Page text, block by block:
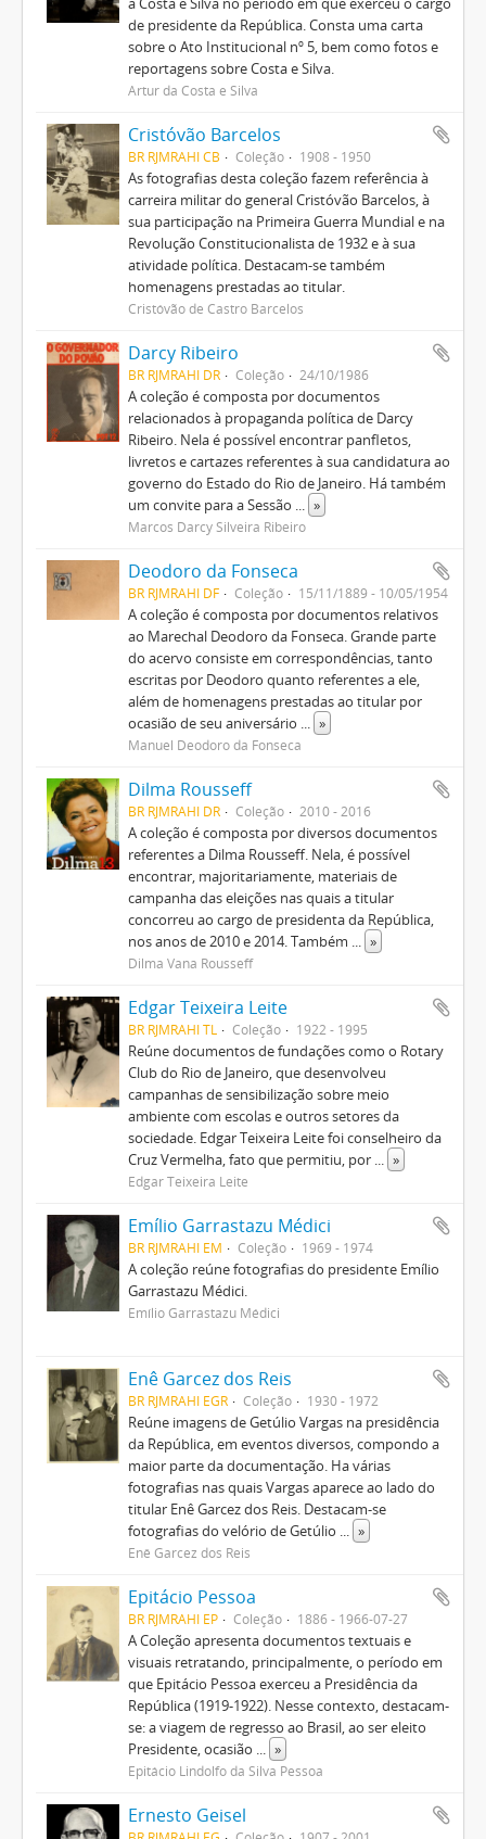
de presidente da República. Consta uma carta
sobre o Ato Institucional nº 5, bem como fotos e
reportagens sobre Costa e Silva.
Artur da Costa e Silva
Cristóvão Barcelos
BR RJMRAHI CB Coleção 1908 - 1950
As fotografias desta coleção fazem referência à
carreira militar do general Cristóvão Barcelos, à
sua participação na Primeira Guerra Mundial e na
Revolução Constitucionalista de 1932 e à sua
atividade política. Destacam-se também
homenagens prestadas ao titular.
Cristóvão de Castro Barcelos
Darcy Ribeiro
BR RJMRAHI DR Coleção 24/10/1986
A coleção é composta por documentos
relacionados à propaganda política de Darcy
Ribeiro. Nela é possível encontrar panfletos,
livretos e cartazes referentes à sua candidatura ao
governo do Estado do Rio de Janeiro. Há também
um convite para a Sessão ... »
Marcos Darcy Silveira Ribeiro
Deodoro da Fonseca
BR RJMRAHI DF Coleção 15/11/1889 - 10/05/1954
A coleção é composta por documentos relativos
ao Marechal Deodoro da Fonseca. Grande parte
do acervo consiste em correspondências, tanto
escritas por Deodoro quanto referentes a ele,
além de homenagens prestadas ao titular por
ocasião de seu aniversário ... »
Manuel Deodoro da Fonseca
Dilma Rousseff
BR RJMRAHI DR Coleção 2010 - 2016
A coleção é composta por diversos documentos
referentes a Dilma Rousseff. Nela, é possível
encontrar, majoritariamente, materiais de
campanha das eleições nas quais a titular
concorreu ao cargo de presidenta da República,
nos anos de 2010 e 2014. Também ... »
Dilma Vana Rousseff
Edgar Teixeira Leite
BR RJMRAHI TL Coleção 1922 - 1995
Reúne documentos de fundações como o Rotary
Club do Rio de Janeiro, que desenvolveu
campanhas de sensibilização sobre meio
ambiente com escolas e outros setores da
sociedade. Edgar Teixeira Leite foi conselheiro da
Cruz Vermelha, fato que permitiu, por ... »
Edgar Teixeira Leite
Emílio Garrastazu Médici
BR RJMRAHI EM Coleção 1969 - 1974
A coleção reúne fotografias do presidente Emílio
Garrastazu Médici.
Emílio Garrastazu Médici
Enê Garcez dos Reis
BR RJMRAHI EGR Coleção 1930 - 1972
Reúne imagens de Getúlio Vargas na presidência
da República, em eventos diversos, compondo a
maior parte da documentação. Ha várias
fotografias nas quais Vargas aparece ao lado do
titular Enê Garcez dos Reis. Destacam-se
fotografias do velório de Getúlio ... »
Enê Garcez dos Reis
Epitácio Pessoa
BR RJMRAHI EP Coleção 1886 - 1966-07-27
A Coleção apresenta documentos textuais e
visuais retratando, principalmente, o período em
que Epitácio Pessoa exerceu a Presidência da
República (1919-1922). Nesse contexto, destacam-
se: a viagem de regresso ao Brasil, ao ser eleito
Presidente, ocasião ... »
Epitácio Lindolfo da Silva Pessoa
Ernesto Geisel